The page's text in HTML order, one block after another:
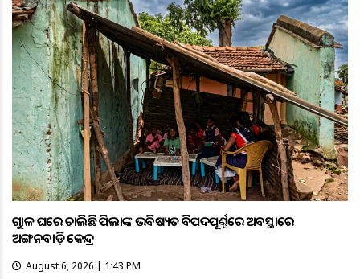
ଗୁହାଳ ଘରେ ଚାଲିଛି ପିଲାଙ୍କ ଭବିଷ୍ୟତ ବିପଦପୂର୍ଣ୍ଣରେ ଅବସ୍ଥାରେ
ଅଙ୍ଗନବାଡ଼ି କେନ୍ଦ୍ର
August 6, 2026 | 1:43 PM